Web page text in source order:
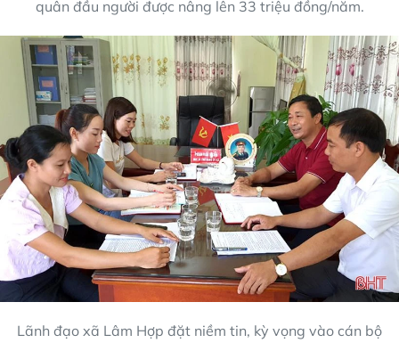
quân đầu người được nâng lên 33 triệu đồng/năm.
Lãnh đạo xã Lâm Hợp đặt niềm tin, kỳ vọng vào cán bộ